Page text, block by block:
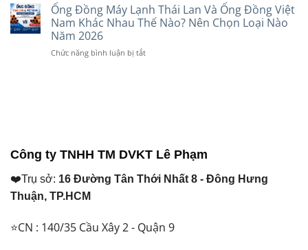
Chọn
Năm
Cho
Máy
2026?
Pha
Khác
Thế
Vật
Tư
Khi
Dời
Bảo
Động
Ống Đồng Máy Lạnh Thái Lan Và Ống Đồng Việt
Nam Khác Nhau Thế Nào? Nên Chọn Loại Nào
Năm 2026
Chức năng bình luận bị tắtở
Đồng
Nam
Nào?
Công ty TNHH TM DVKT Lê Phạm
❤️Trụ sở: 16 Đường Tân Thới Nhất 8 - Đông Hưng
Thuận, TP.HCM
⭐CN : 140/35 Cầu Xây 2 - Quận 9